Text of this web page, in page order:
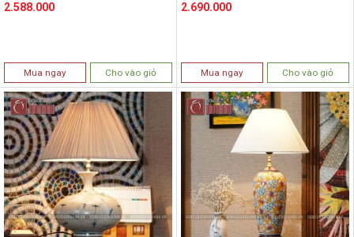
2.588.000
Mua ngay Cho vào giỏ
2.690.000
Mua ngay Cho vào giỏ